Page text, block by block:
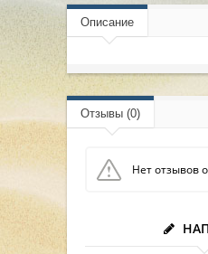
Описание
Отзывы (0)
Нет отзывов